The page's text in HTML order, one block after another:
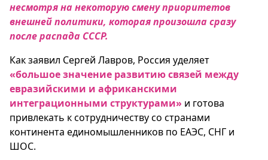
несмотря на некоторую смену приоритетов
внешней политики, которая произошла сразу
после распада СССР.
Как заявил Сергей Лавров, Россия уделяет
«большое значение развитию связей между
евразийскими и африканскими
интеграционными структурами» и готова
привлекать к сотрудничеству со странами
континента единомышленников по ЕАЭС, СНГ и
ШОС.